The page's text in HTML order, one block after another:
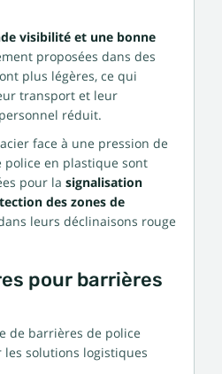
visibilité et une bonne
proposées dans des
plus légères, ce qui
transport et leur
réduit.
face à une pression de
police en plastique sont
pour la signalisation
des zones de
leurs déclinaisons rouge
pour barrières
de barrières de police
les solutions logistiques